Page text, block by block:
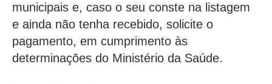
municipais e, caso o seu conste na listagem
e ainda não tenha recebido, solicite o
pagamento, em cumprimento às
determinações do Ministério da Saúde.